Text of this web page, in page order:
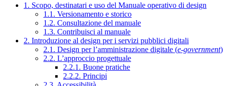
1. Scopo, destinatari e uso del Manuale operativo di design
1.1. Versionamento e storico
1.2. Consultazione del manuale
1.3. Contribuisci al manuale
2. Introduzione al design per i servizi pubblici digitali
2.1. Design per l’amministrazione digitale (e-government)
2.2. L’approccio progettuale
2.2.1. Buone pratiche
2.2.2. Principi